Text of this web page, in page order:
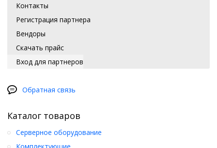
Контакты
Регистрация партнера
Вендоры
Скачать прайс
Вход для партнеров
Обратная связь
Каталог товаров
Серверное оборудование